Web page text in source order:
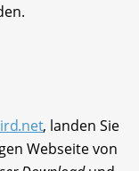
, landen Sie
Webseite von